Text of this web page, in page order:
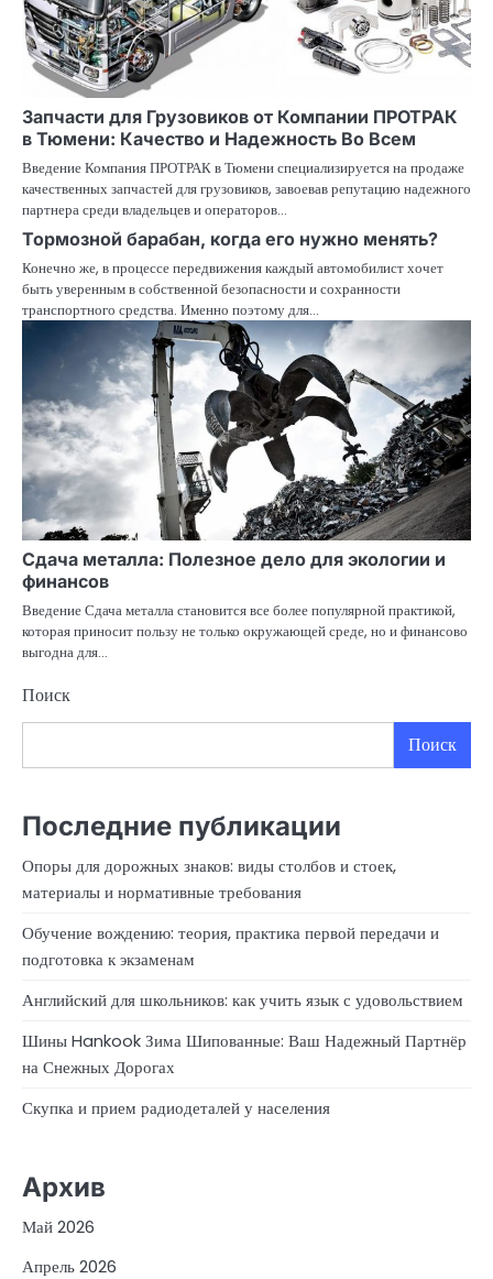
Запчасти для Грузовиков от Компании ПРОТРАК
в Тюмени: Качество и Надежность Во Всем
Введение Компания ПРОТРАК в Тюмени специализируется на продаже
качественных запчастей для грузовиков, завоевав репутацию надежного
партнера среди владельцев и операторов…
Тормозной барабан, когда его нужно менять?
Конечно же, в процессе передвижения каждый автомобилист хочет
быть уверенным в собственной безопасности и сохранности
транспортного средства. Именно поэтому для…
Сдача металла: Полезное дело для экологии и
финансов
Введение Сдача металла становится все более популярной практикой,
которая приносит пользу не только окружающей среде, но и финансово
выгодна для…
Поиск
Поиск
Последние публикации
Опоры для дорожных знаков: виды столбов и стоек,
материалы и нормативные требования
Обучение вождению: теория, практика первой передачи и
подготовка к экзаменам
Английский для школьников: как учить язык с удовольствием
Шины Hankook Зима Шипованные: Ваш Надежный Партнёр
на Снежных Дорогах
Скупка и прием радиодеталей у населения
Архив
Май 2026
Апрель 2026